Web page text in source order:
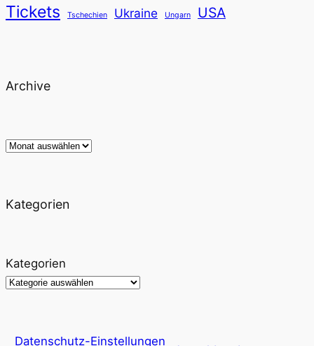
Tickets Tschechien Ukraine Ungarn USA
Archive
Archiv
Kategorien
Kategorien
Datenschutz-Einstellungen